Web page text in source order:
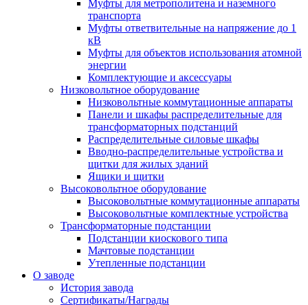
Муфты для метрополитена и наземного
транспорта
Муфты ответвительные на напряжение до 1
кВ
Муфты для объектов использования атомной
энергии
Комплектующие и аксессуары
Низковольтное оборудование
Низковольтные коммутационные аппараты
Панели и шкафы распределительные для
трансформаторных подстанций
Распределительные силовые шкафы
Вводно-распределительные устройства и
щитки для жилых зданий
Ящики и щитки
Высоковольтное оборудование
Высоковольтные коммутационные аппараты
Высоковольтные комплектные устройства
Трансформаторные подстанции
Подстанции киоскового типа
Мачтовые подстанции
Утепленные подстанции
О заводе
История завода
Сертификаты/Награды